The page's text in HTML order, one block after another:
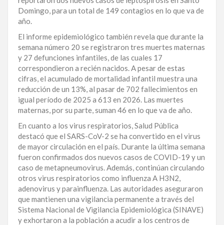
Domingo, para un total de 149 contagios en lo que va de
año.
El informe epidemiológico también revela que durante la
semana número 20 se registraron tres muertes maternas
y 27 defunciones infantiles, de las cuales 17
correspondieron a recién nacidos. A pesar de estas
cifras, el acumulado de mortalidad infantil muestra una
reducción de un 13%, al pasar de 702 fallecimientos en
igual período de 2025 a 613 en 2026. Las muertes
maternas, por su parte, suman 46 en lo que va de año.
En cuanto a los virus respiratorios, Salud Pública
destacó que el SARS-CoV-2 se ha convertido en el virus
de mayor circulación en el país. Durante la última semana
fueron confirmados dos nuevos casos de COVID-19 y un
caso de metapneumovirus. Además, continúan circulando
otros virus respiratorios como influenza A H3N2,
adenovirus y parainfluenza. Las autoridades aseguraron
que mantienen una vigilancia permanente a través del
Sistema Nacional de Vigilancia Epidemiológica (SINAVE)
y exhortaron a la población a acudir a los centros de